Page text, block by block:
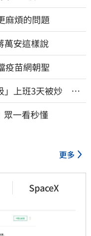
麻煩的問題
安這樣說
疫苗網朝聖
」上班3天被炒 找
眾一看秒懂
更多
SpaceX